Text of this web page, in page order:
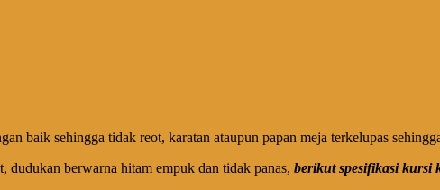
baik sehingga tidak reot, karatan ataupun papan meja terkelupas
dudukan berwarna hitam empuk dan tidak panas, berikut spesifikasi kursi